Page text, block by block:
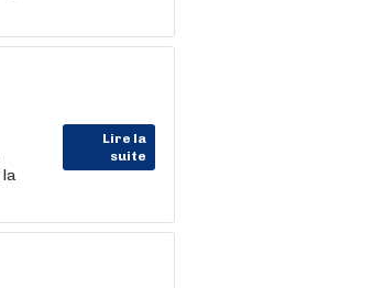
Lire la
suite
la